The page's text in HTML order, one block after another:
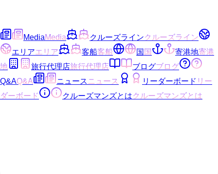
MediaMedia クルーズラインクルーズライン
エリアエリア 客船客船 国国 寄港地寄港
地
旅行代理店旅行代理店 ブログブログ
Q&AQ&A ニュース ニュース リーダーボード リー
ダーボード
クルーズマンズとはクルーズマンズとは